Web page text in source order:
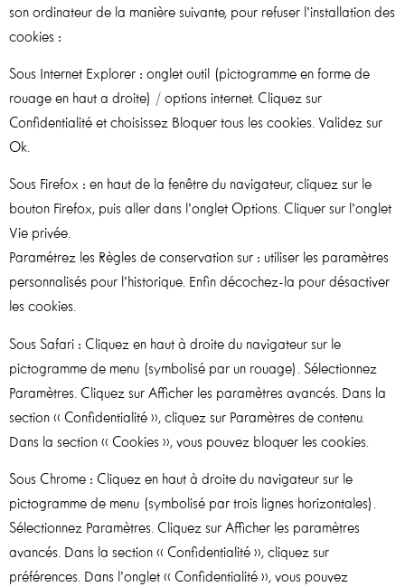
son ordinateur de la manière suivante, pour refuser l’installation des
cookies :
Sous Internet Explorer : onglet outil (pictogramme en forme de
rouage en haut a droite) / options internet. Cliquez sur
Confidentialité et choisissez Bloquer tous les cookies. Validez sur
Ok.
Sous Firefox : en haut de la fenêtre du navigateur, cliquez sur le
bouton Firefox, puis aller dans l’onglet Options. Cliquer sur l’onglet
Vie privée.
Paramétrez les Règles de conservation sur : utiliser les paramètres
personnalisés pour l’historique. Enfin décochez-la pour désactiver
les cookies.
Sous Safari : Cliquez en haut à droite du navigateur sur le
pictogramme de menu (symbolisé par un rouage). Sélectionnez
Paramètres. Cliquez sur Afficher les paramètres avancés. Dans la
section « Confidentialité », cliquez sur Paramètres de contenu.
Dans la section « Cookies », vous pouvez bloquer les cookies.
Sous Chrome : Cliquez en haut à droite du navigateur sur le
pictogramme de menu (symbolisé par trois lignes horizontales).
Sélectionnez Paramètres. Cliquez sur Afficher les paramètres
avancés. Dans la section « Confidentialité », cliquez sur
préférences. Dans l’onglet « Confidentialité », vous pouvez